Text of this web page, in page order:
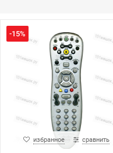
-15%
избранное сравнить